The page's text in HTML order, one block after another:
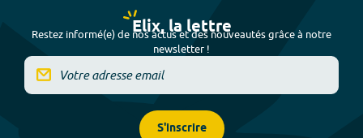
Elix, la lettre
Restez informé(e) de nos actus et des nouveautés grâce à notre
newsletter !
S'inscrire